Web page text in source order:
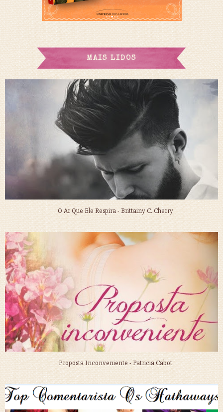
MAIS LIDOS
O Ar Que Ele Respira - Brittainy C. Cherry
Proposta Inconveniente - Patricia Cabot